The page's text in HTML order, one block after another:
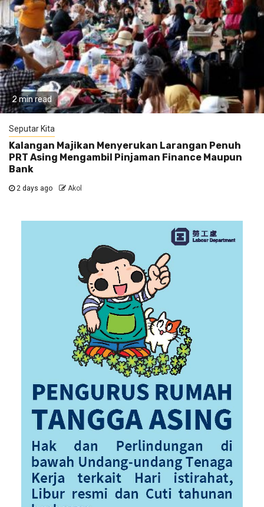
2 min read
Seputar Kita
Kalangan Majikan Menyerukan Larangan Penuh
PRT Asing Mengambil Pinjaman Finance Maupun
Bank
2 days ago Akol